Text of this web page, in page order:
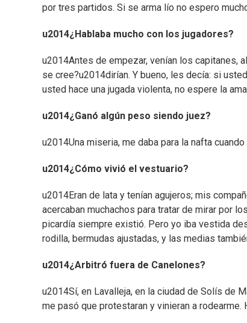
por tres partidos. Si se arma lío no espero
u2014¿Hablaba mucho con los jugadores?
u2014Antes de empezar, venían los capitanes,
se cree?u2014dirían. Y bueno, les decía: si
usted hace una jugada violenta, no espere la
u2014¿Ganó algún peso siendo juez?
u2014Una miseria, me daba para la nafta
u2014¿Cómo vivió el vestuario?
u2014Eran de lata y tenían agujeros; mis
acercaban muchachos para tratar de mirar por
picardía siempre existió. Pero yo iba vestida
rodilla, bermudas ajustadas, y las medias
u2014¿Arbitró fuera de Canelones?
u2014Sí, en Lavalleja, en la ciudad de Solís de
me pasó que protestaran y vinieran a